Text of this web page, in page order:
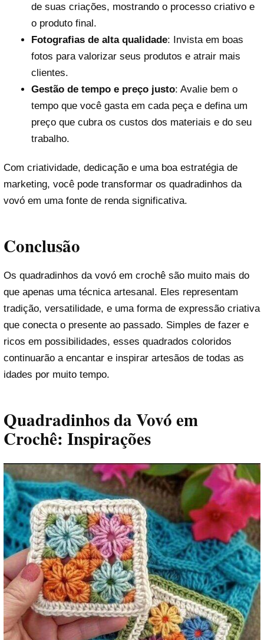
de suas criações, mostrando o processo criativo e
o produto final.
Fotografias de alta qualidade: Invista em boas
fotos para valorizar seus produtos e atrair mais
clientes.
Gestão de tempo e preço justo: Avalie bem o
tempo que você gasta em cada peça e defina um
preço que cubra os custos dos materiais e do seu
trabalho.
Com criatividade, dedicação e uma boa estratégia de
marketing, você pode transformar os quadradinhos da
vovó em uma fonte de renda significativa.
Conclusão
Os quadradinhos da vovó em crochê são muito mais do
que apenas uma técnica artesanal. Eles representam
tradição, versatilidade, e uma forma de expressão criativa
que conecta o presente ao passado. Simples de fazer e
ricos em possibilidades, esses quadrados coloridos
continuarão a encantar e inspirar artesãos de todas as
idades por muito tempo.
Quadradinhos da Vovó em
Crochê: Inspirações